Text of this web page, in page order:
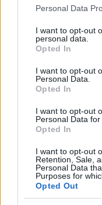
Please note that this
not limited to your
grant or deny
use your data for
consent section.
Personal Data
I want to opt-out
personal data.
Opted In
I want to opt-out
Personal Data.
Opted In
I want to opt-out
Personal Data for
Opted In
I want to opt-out
Retention, Sale,
Personal Data
Purposes for
Opted Out
Όταν η
χαρά της που
Ο